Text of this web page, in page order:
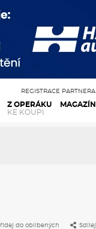
Z OPERÁKU
KE KOUPI
MAGAZÍN
REGISTRACE PARTNERA
do oblíbených Sdílej